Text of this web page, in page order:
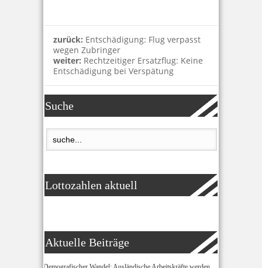
zurück: Entschädigung: Flug verpasst
wegen Zubringer
weiter: Rechtzeitiger Ersatzflug: Keine
Entschädigung bei Verspätung
Suche
Lottozahlen aktuell
Aktuelle Beiträge